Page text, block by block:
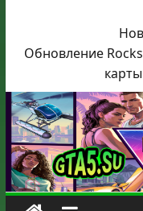
Обновление